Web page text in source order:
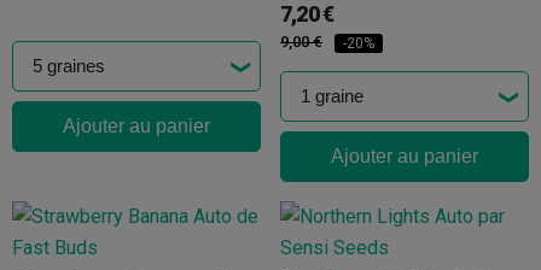
Ajouter au panier
7,20 €
9,00 € -20%
Ajouter au panier